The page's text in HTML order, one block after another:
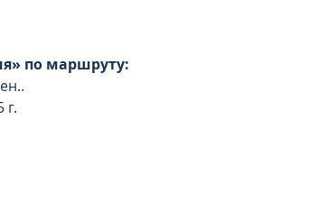
по маршруту:
г.